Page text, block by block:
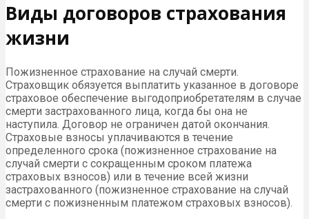
Виды договоров страхования
жизни
Пожизненное страхование на случай смерти.
Страховщик обязуется выплатить указанное в договоре
страховое обеспечение выгодоприобретателям в случае
смерти застрахованного лица, когда бы она не
наступила. Договор не ограничен датой окончания.
Страховые взносы уплачиваются в течение
определенного срока (пожизненное страхование на
случай смерти с сокращенным сроком платежа
страховых взносов) или в течение всей жизни
застрахованного (пожизненное страхование на случай
смерти с пожизненным платежом страховых взносов).